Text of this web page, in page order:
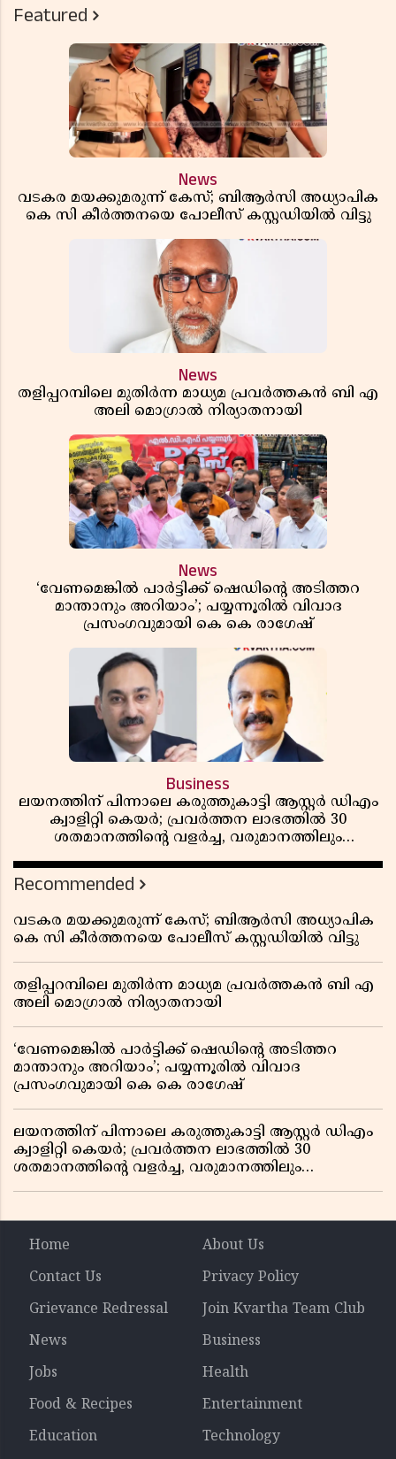
Featured
News
വടകര മയക്കുമരുന്ന് കേസ്; ബിആർസി അധ്യാപിക
കെ സി കീർത്തനയെ പോലീസ് കസ്റ്റഡിയിൽ വിട്ടു
News
തളിപ്പറമ്പിലെ മുതിർന്ന മാധ്യമ പ്രവർത്തകൻ ബി എ
അലി മൊഗ്രാൽ നിര്യാതനായി
News
‘വേണമെങ്കിൽ പാർട്ടിക്ക് ഷെഡിൻ്റെ അടിത്തറ
മാന്താനും അറിയാം’; പയ്യന്നൂരിൽ വിവാദ
പ്രസംഗവുമായി കെ കെ രാഗേഷ്
Business
ലയനത്തിന് പിന്നാലെ കരുത്തുകാട്ടി ആസ്റ്റർ ഡിഎം
ക്വാളിറ്റി കെയർ; പ്രവർത്തന ലാഭത്തിൽ 30
ശതമാനത്തിൻ്റെ വളർച്ച, വരുമാനത്തിലും
റിപ്പോർട്ട് പുറത്ത്
Recommended
വടകര മയക്കുമരുന്ന് കേസ്; ബിആർസി അധ്യാപിക
കെ സി കീർത്തനയെ പോലീസ് കസ്റ്റഡിയിൽ വിട്ടു
തളിപ്പറമ്പിലെ മുതിർന്ന മാധ്യമ പ്രവർത്തകൻ ബി എ
അലി മൊഗ്രാൽ നിര്യാതനായി
‘വേണമെങ്കിൽ പാർട്ടിക്ക് ഷെഡിൻ്റെ അടിത്തറ
മാന്താനും അറിയാം’; പയ്യന്നൂരിൽ വിവാദ
പ്രസംഗവുമായി കെ കെ രാഗേഷ്
ലയനത്തിന് പിന്നാലെ കരുത്തുകാട്ടി ആസ്റ്റർ ഡിഎം
ക്വാളിറ്റി കെയർ; പ്രവർത്തന ലാഭത്തിൽ 30
ശതമാനത്തിൻ്റെ വളർച്ച, വരുമാനത്തിലും
Home
About Us
Contact Us
Privacy Policy
Grievance Redressal
Join Kvartha Team Club
News
Business
Jobs
Health
Food & Recipes
Entertainment
Education
Technology